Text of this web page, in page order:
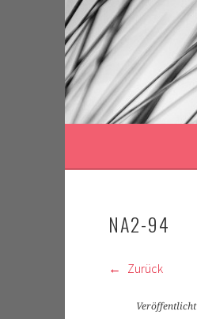
Springe
zum
Inhalt
NA2-94
Zurück
Veröffentlicht